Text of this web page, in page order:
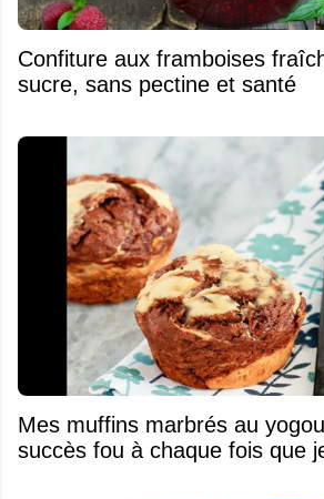
Confiture aux framboises
sucre, sans pectine et santé
Mes muffins marbrés au
succès fou à chaque fois que